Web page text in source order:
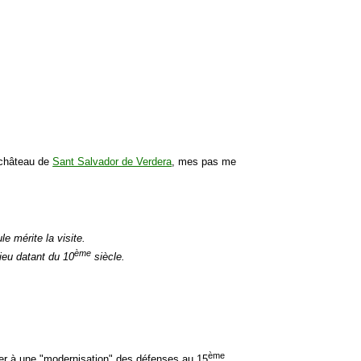
deSant Salvador de Verdera , mes pas me
mérite la visite.
datant du 10ème siècle.
ème